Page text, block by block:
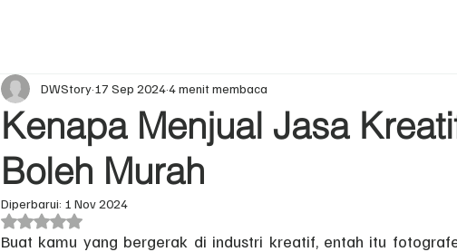
Kenapa Menjual Jasa
Boleh Murah
DWStory 17 Sep 20244 menit membaca
Diperbarui: 1 Nov 2024
Dinilai NaN dari 5 bintang.
Buat kamu yang bergerak di industri kreatif, entah itu